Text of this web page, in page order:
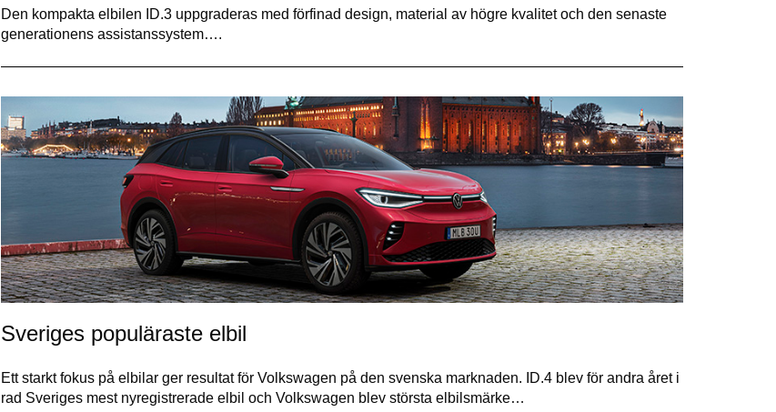
Den kompakta elbilen ID.3 uppgraderas med förfinad design, material av högre kvalitet och den senaste
generationens assistanssystem….
Sveriges populäraste elbil
Ett starkt fokus på elbilar ger resultat för Volkswagen på den svenska marknaden. ID.4 blev för andra året i
rad Sveriges mest nyregistrerade elbil och Volkswagen blev största elbilsmärke…